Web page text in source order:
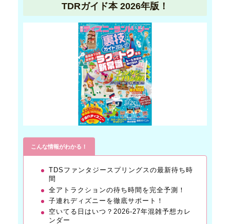
TDRガイド本 2026年版！
こんな情報がわかる！
TDSファンタジースプリングスの最新待ち時
間
全アトラクションの待ち時間を完全予測！
子連れディズニーを徹底サポート！
空いてる日はいつ？2026-27年混雑予想カレ
ンダー